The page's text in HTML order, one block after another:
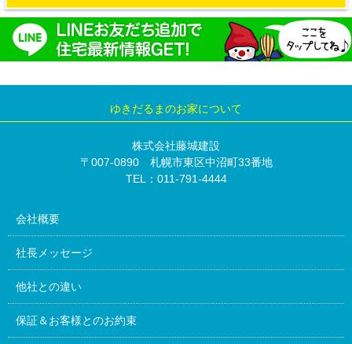
ゆきだるまのお家について
株式会社藤城建設
〒007-0890 札幌市東区中沼町33番地
TEL：011-791-4444
会社概要
社長メッセージ
他社との違い
保証＆お客様とのお約束